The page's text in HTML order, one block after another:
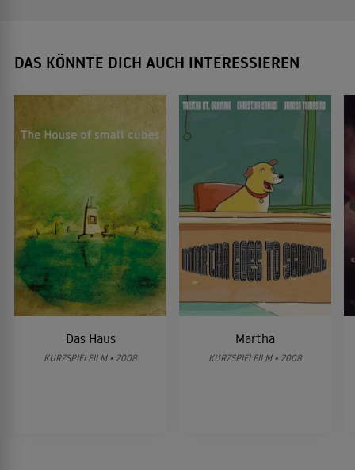
DAS KÖNNTE DICH AUCH INTERESSIEREN
Das Haus
KURZSPIELFILM • 2008
Martha
KURZSPIELFILM • 2008